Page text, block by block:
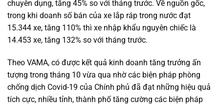
chuyên dụng, tăng 45% so với tháng trước. Về nguồn gốc,
trong khi doanh số bán của xe lắp ráp trong nước đạt
15.344 xe, tăng 110% thì xe nhập khẩu nguyên chiếc là
14.453 xe, tăng 132% so với tháng trước.
Theo VAMA, có được kết quả kinh doanh tăng trưởng ấn
tượng trong tháng 10 vừa qua nhờ các biện pháp phòng
chống dịch Covid-19 của Chính phủ đã đạt những hiệu quả
tích cực, nhiều tỉnh, thành phố tăng cường các biện pháp